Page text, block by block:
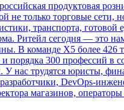
продуктовая
не только торговые сети,
транспорта, готовой
Ритейл сегодня — это
В команде Х5 более 426
и порядка 300 профессий в
У нас трудятся юристы,
DevOps-
магазинов, операторы